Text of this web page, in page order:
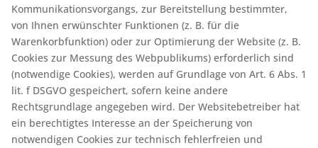
Kommunikationsvorgangs, zur Bereitstellung bestimmter,
von Ihnen erwünschter Funktionen (z. B. für die
Warenkorbfunktion) oder zur Optimierung der Website (z. B.
Cookies zur Messung des Webpublikums) erforderlich sind
(notwendige Cookies), werden auf Grundlage von Art. 6 Abs. 1
lit. f DSGVO gespeichert, sofern keine andere
Rechtsgrundlage angegeben wird. Der Websitebetreiber hat
ein berechtigtes Interesse an der Speicherung von
notwendigen Cookies zur technisch fehlerfreien und